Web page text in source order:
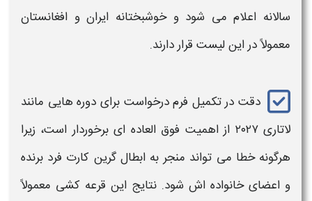
سالانه اعلام می شود و خوشبختانه ایران و افغانستان
معمولاً در این لیست قرار دارند.
دقت در تکمیل فرم درخواست برای دوره هایی مانند
لاتاری ۲۰۲۷
از اهمیت فوق العاده ای برخوردار است، زیرا
هرگونه خطا می تواند منجر به ابطال گرین کارت فرد برنده
و اعضای خانواده اش شود. نتایج این قرعه کشی معمولاً